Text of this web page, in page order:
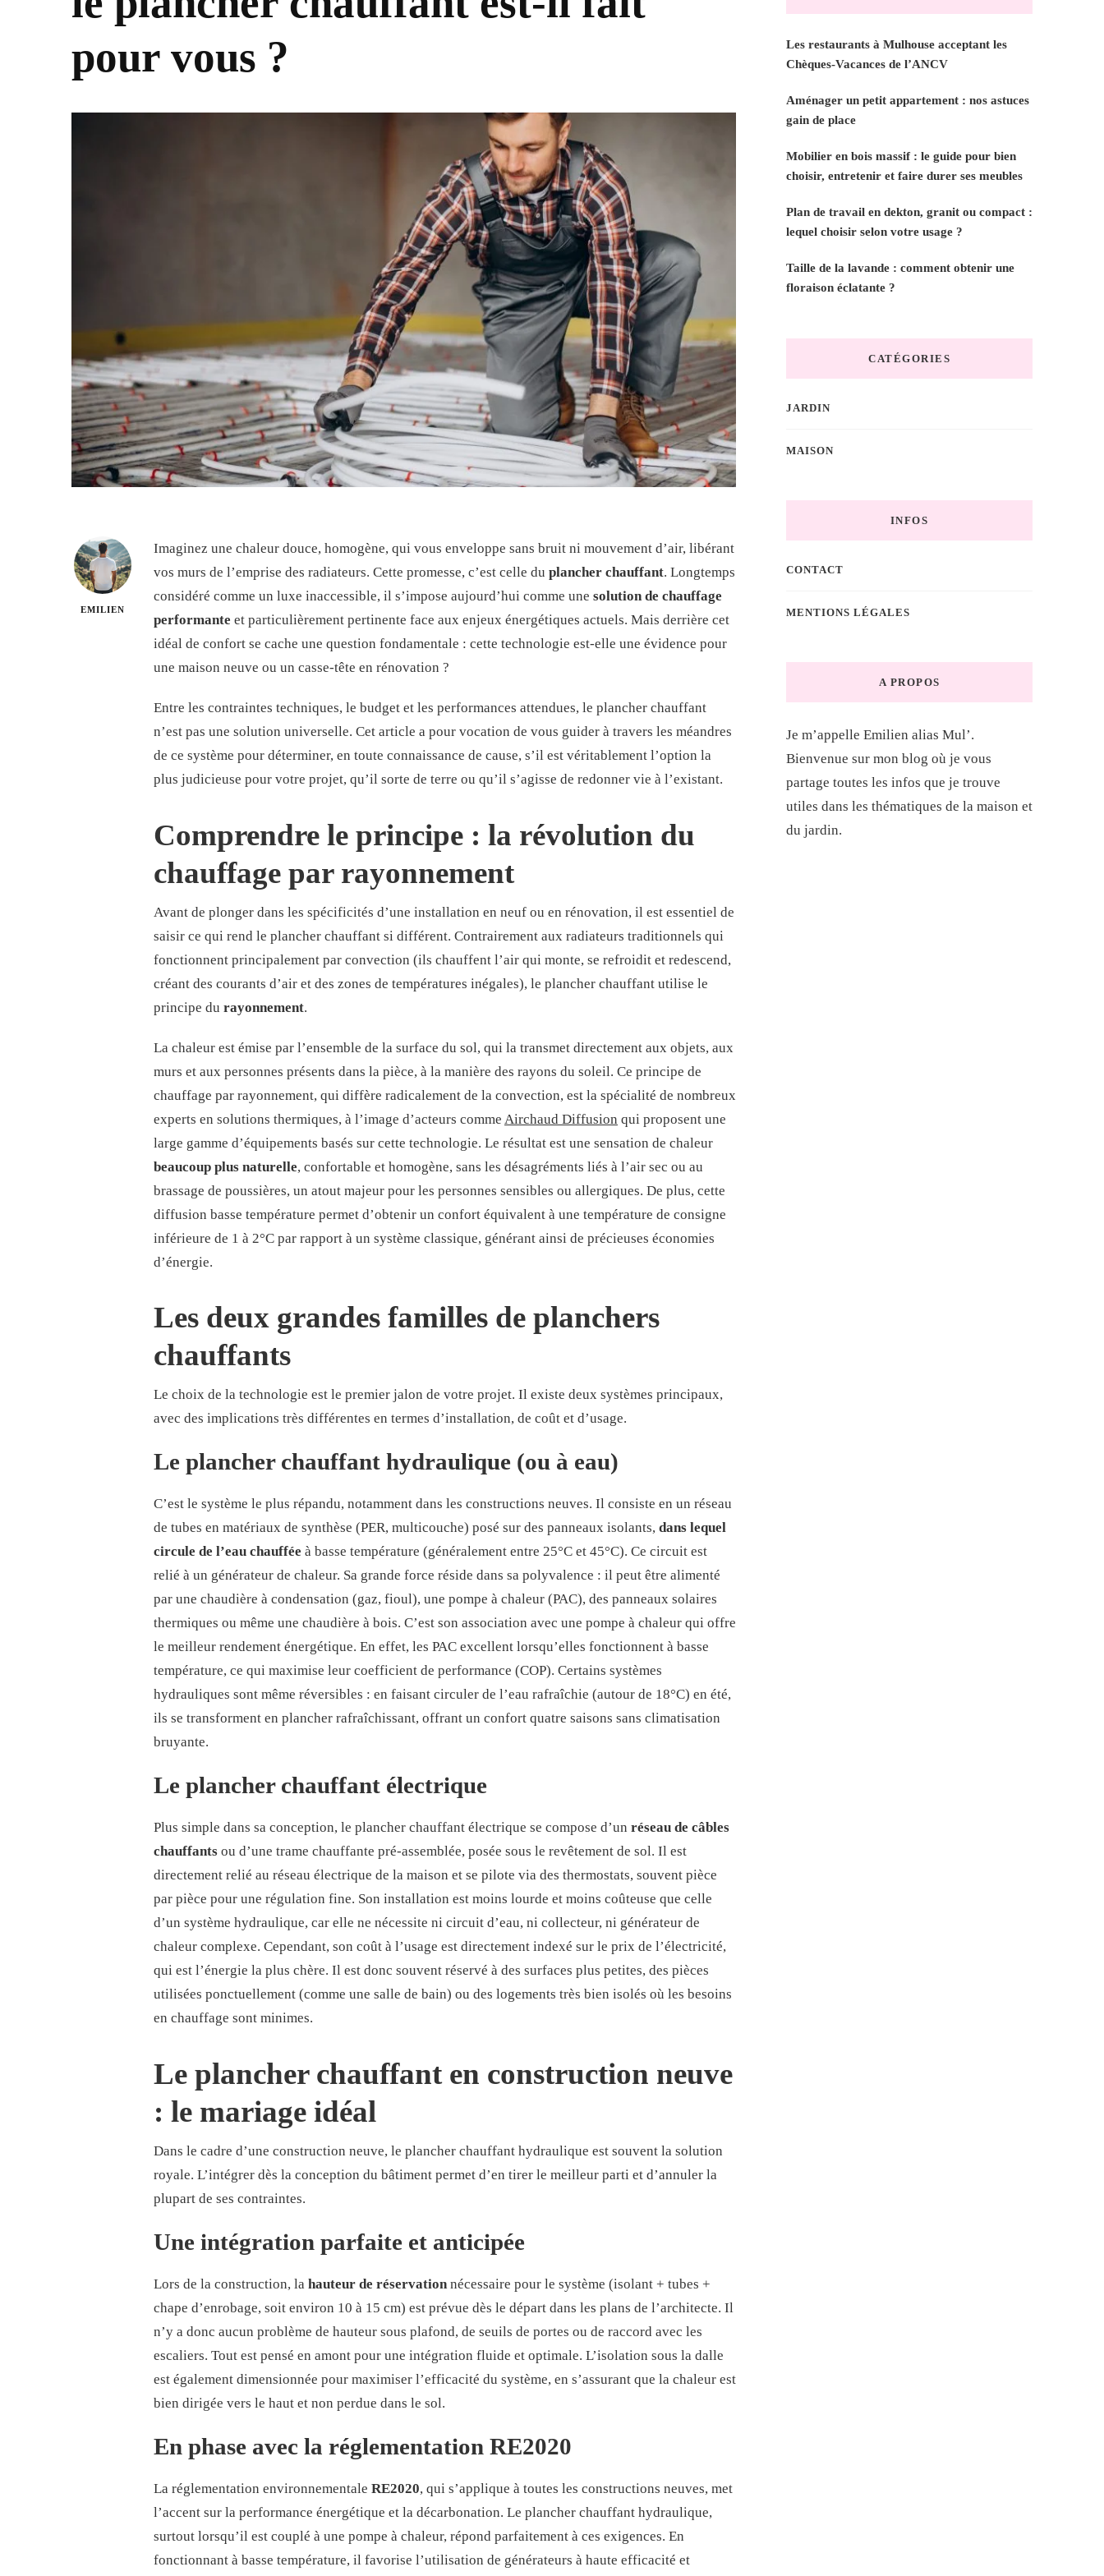
pour vous ?
EMILIEN
Imaginez une chaleur douce, homogène, qui vous enveloppe sans bruit ni mouvement d’air, libérant
vos murs de l’emprise des radiateurs. Cette promesse, c’est celle du plancher chauffant. Longtemps
considéré comme un luxe inaccessible, il s’impose aujourd’hui comme une solution de chauffage
performante et particulièrement pertinente face aux enjeux énergétiques actuels. Mais derrière cet
idéal de confort se cache une question fondamentale : cette technologie est-elle une évidence pour
une maison neuve ou un casse-tête en rénovation ?
Entre les contraintes techniques, le budget et les performances attendues, le plancher chauffant
n’est pas une solution universelle. Cet article a pour vocation de vous guider à travers les méandres
de ce système pour déterminer, en toute connaissance de cause, s’il est véritablement l’option la
plus judicieuse pour votre projet, qu’il sorte de terre ou qu’il s’agisse de redonner vie à l’existant.
Comprendre le principe : la révolution du
chauffage par rayonnement
Avant de plonger dans les spécificités d’une installation en neuf ou en rénovation, il est essentiel de
saisir ce qui rend le plancher chauffant si différent. Contrairement aux radiateurs traditionnels qui
fonctionnent principalement par convection (ils chauffent l’air qui monte, se refroidit et redescend,
créant des courants d’air et des zones de températures inégales), le plancher chauffant utilise le
principe du rayonnement.
La chaleur est émise par l’ensemble de la surface du sol, qui la transmet directement aux objets, aux
murs et aux personnes présents dans la pièce, à la manière des rayons du soleil. Ce principe de
chauffage par rayonnement, qui diffère radicalement de la convection, est la spécialité de nombreux
experts en solutions thermiques, à l’image d’acteurs comme Airchaud Diffusion qui proposent une
large gamme d’équipements basés sur cette technologie. Le résultat est une sensation de chaleur
beaucoup plus naturelle, confortable et homogène, sans les désagréments liés à l’air sec ou au
brassage de poussières, un atout majeur pour les personnes sensibles ou allergiques. De plus, cette
diffusion basse température permet d’obtenir un confort équivalent à une température de consigne
inférieure de 1 à 2°C par rapport à un système classique, générant ainsi de précieuses économies
d’énergie.
Les deux grandes familles de planchers
chauffants
Le choix de la technologie est le premier jalon de votre projet. Il existe deux systèmes principaux,
avec des implications très différentes en termes d’installation, de coût et d’usage.
Le plancher chauffant hydraulique (ou à eau)
C’est le système le plus répandu, notamment dans les constructions neuves. Il consiste en un réseau
de tubes en matériaux de synthèse (PER, multicouche) posé sur des panneaux isolants, dans lequel
circule de l’eau chauffée à basse température (généralement entre 25°C et 45°C). Ce circuit est
relié à un générateur de chaleur. Sa grande force réside dans sa polyvalence : il peut être alimenté
par une chaudière à condensation (gaz, fioul), une pompe à chaleur (PAC), des panneaux solaires
thermiques ou même une chaudière à bois. C’est son association avec une pompe à chaleur qui offre
le meilleur rendement énergétique. En effet, les PAC excellent lorsqu’elles fonctionnent à basse
température, ce qui maximise leur coefficient de performance (COP). Certains systèmes
hydrauliques sont même réversibles : en faisant circuler de l’eau rafraîchie (autour de 18°C) en été,
ils se transforment en plancher rafraîchissant, offrant un confort quatre saisons sans climatisation
bruyante.
Le plancher chauffant électrique
Plus simple dans sa conception, le plancher chauffant électrique se compose d’un réseau de câbles
chauffants ou d’une trame chauffante pré-assemblée, posée sous le revêtement de sol. Il est
directement relié au réseau électrique de la maison et se pilote via des thermostats, souvent pièce
par pièce pour une régulation fine. Son installation est moins lourde et moins coûteuse que celle
d’un système hydraulique, car elle ne nécessite ni circuit d’eau, ni collecteur, ni générateur de
chaleur complexe. Cependant, son coût à l’usage est directement indexé sur le prix de l’électricité,
qui est l’énergie la plus chère. Il est donc souvent réservé à des surfaces plus petites, des pièces
utilisées ponctuellement (comme une salle de bain) ou des logements très bien isolés où les besoins
en chauffage sont minimes.
Le plancher chauffant en construction neuve
: le mariage idéal
Dans le cadre d’une construction neuve, le plancher chauffant hydraulique est souvent la solution
royale. L’intégrer dès la conception du bâtiment permet d’en tirer le meilleur parti et d’annuler la
plupart de ses contraintes.
Une intégration parfaite et anticipée
Lors de la construction, la hauteur de réservationnécessaire pour le système (isolant + tubes +
chape d’enrobage, soit environ 10 à 15 cm) est prévue dès le départ dans les plans de l’architecte. Il
n’y a donc aucun problème de hauteur sous plafond, de seuils de portes ou de raccord avec les
escaliers. Tout est pensé en amont pour une intégration fluide et optimale. L’isolation sous la dalle
est également dimensionnée pour maximiser l’efficacité du système, en s’assurant que la chaleur est
bien dirigée vers le haut et non perdue dans le sol.
En phase avec la réglementation RE2020
La réglementation environnementale RE2020, qui s’applique à toutes les constructions neuves, met
l’accent sur la performance énergétique et la décarbonation. Le plancher chauffant hydraulique,
surtout lorsqu’il est couplé à une pompe à chaleur, répond parfaitement à ces exigences. En
fonctionnant à basse température, il favorise l’utilisation de générateurs à haute efficacité et
Les restaurants à Mulhouse acceptant les
Chèques-Vacances de l’ANCV
Aménager un petit appartement : nos astuces
gain de place
Mobilier en bois massif : le guide pour bien
choisir, entretenir et faire durer ses meubles
Plan de travail en dekton, granit ou compact :
lequel choisir selon votre usage ?
Taille de la lavande : comment obtenir une
floraison éclatante ?
CATÉGORIES
JARDIN
MAISON
INFOS
CONTACT
MENTIONS LÉGALES
A PROPOS
Je m’appelle Emilien alias Mul’.
Bienvenue sur mon blog où je vous
partage toutes les infos que je trouve
utiles dans les thématiques de la maison et
du jardin.